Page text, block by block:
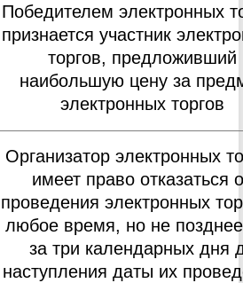
Победителем электронных
признается участник
торгов, предложивший
наибольшую цену за
электронных торгов
Организатор электронных
имеет право отказаться
проведения электронных
любое время, но не
за три календарных дня
наступления даты их